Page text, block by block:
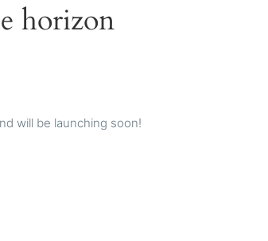
horizon
will be launching soon!